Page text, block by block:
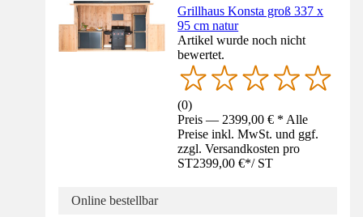
Grillhaus Konsta groß 337 x
95 cm natur
Artikel wurde noch nicht
bewertet.
(0)
Preis — 2399,00 € * Alle
Preise inkl. MwSt. und ggf.
zzgl. Versandkosten pro
ST2399,00 €*/ ST
Online bestellbar